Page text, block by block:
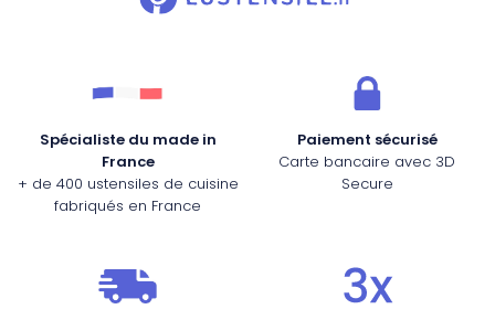
Spécialiste du made in
France
+ de 400 ustensiles de cuisine
fabriqués en France
Paiement sécurisé
Carte bancaire avec 3D
Secure